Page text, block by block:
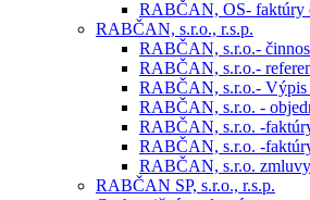
RABČAN, OS- faktúry
RABČAN, s.r.o., r.s.p.
RABČAN, s.r.o.-
RABČAN, s.r.o.-
RABČAN, s.r.o.- Výpis
RABČAN, s.r.o. -
RABČAN, s.r.o. -
RABČAN, s.r.o. -
RABČAN, s.r.o. zmluvy
RABČAN SP, s.r.o., r.s.p.